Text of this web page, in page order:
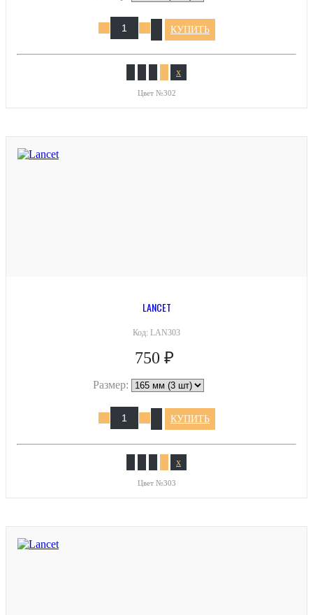
КУПИТЬ
x
Цвет №302
LANCET
Код: LAN303
750 ₽
Размер:
КУПИТЬ
x
Цвет №303